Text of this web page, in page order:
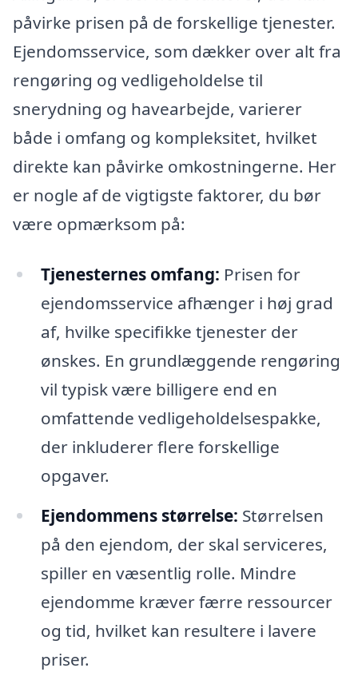
påvirke prisen på de forskellige tjenester.
Ejendomsservice, som dækker over alt fra
rengøring og vedligeholdelse til
snerydning og havearbejde, varierer
både i omfang og kompleksitet, hvilket
direkte kan påvirke omkostningerne. Her
er nogle af de vigtigste faktorer, du bør
være opmærksom på:
Tjenesternes omfang: Prisen for
ejendomsservice afhænger i høj grad
af, hvilke specifikke tjenester der
ønskes. En grundlæggende rengøring
vil typisk være billigere end en
omfattende vedligeholdelsespakke,
der inkluderer flere forskellige
opgaver.
Ejendommens størrelse: Størrelsen
på den ejendom, der skal serviceres,
spiller en væsentlig rolle. Mindre
ejendomme kræver færre ressourcer
og tid, hvilket kan resultere i lavere
priser.